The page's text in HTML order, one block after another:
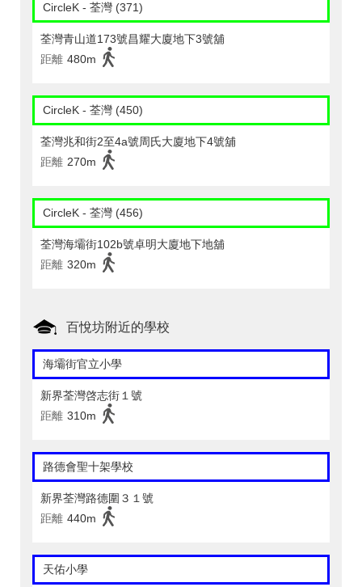
CircleK - 荃灣 (371)
荃灣青山道173號昌耀大廈地下3號舖
距離 480m
CircleK - 荃灣 (450)
荃灣兆和街2至4a號周氏大廈地下4號舖
距離 270m
CircleK - 荃灣 (456)
荃灣海壩街102b號卓明大廈地下地舖
距離 320m
百悅坊附近的學校
海壩街官立小學
新界荃灣啓志街１號
距離 310m
路德會聖十架學校
新界荃灣路德圍３１號
距離 440m
天佑小學